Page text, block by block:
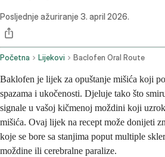
Posljednje ažuriranje 3. april 2026.
Početna Lijekovi Baclofen Oral Route
Baklofen je lijek za opuštanje mišića koji
spazama i ukočenosti. Djeluje tako što
signale u vašoj kičmenoj moždini koji
mišića. Ovaj lijek na recept može donijeti
koje se bore sa stanjima poput multiple
moždine ili cerebralne paralize.